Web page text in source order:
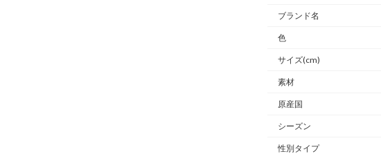
ブランド名
色
サイズ(cm)
素材
原産国
シーズン
性別タイプ